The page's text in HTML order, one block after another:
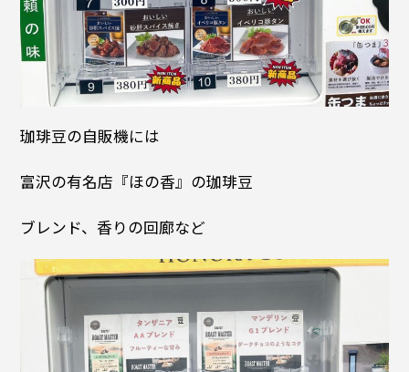
珈琲豆の自販機には
富沢の有名店『ほの香』の珈琲豆
ブレンド、香りの回廊など